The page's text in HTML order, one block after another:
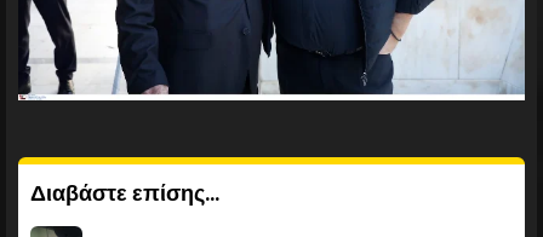
Διαβάστε επίσης...